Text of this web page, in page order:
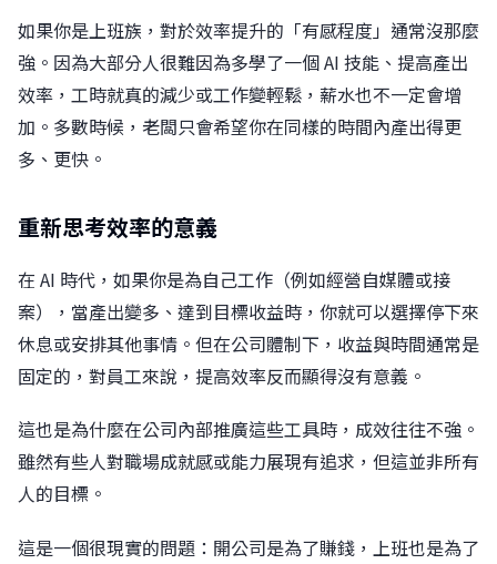
如果你是上班族，對於效率提升的「有感程度」通常沒那麼
強。因為大部分人很難因為多學了一個 AI 技能、提高產出
效率，工時就真的減少或工作變輕鬆，薪水也不一定會增
加。多數時候，老闆只會希望你在同樣的時間內產出得更
多、更快。
重新思考效率的意義
在 AI 時代，如果你是為自己工作（例如經營自媒體或接
案），當產出變多、達到目標收益時，你就可以選擇停下來
休息或安排其他事情。但在公司體制下，收益與時間通常是
固定的，對員工來說，提高效率反而顯得沒有意義。
這也是為什麼在公司內部推廣這些工具時，成效往往不強。
雖然有些人對職場成就感或能力展現有追求，但這並非所有
人的目標。
這是一個很現實的問題：開公司是為了賺錢，上班也是為了